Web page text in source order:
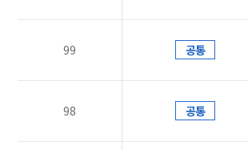
99 공통
98 공통